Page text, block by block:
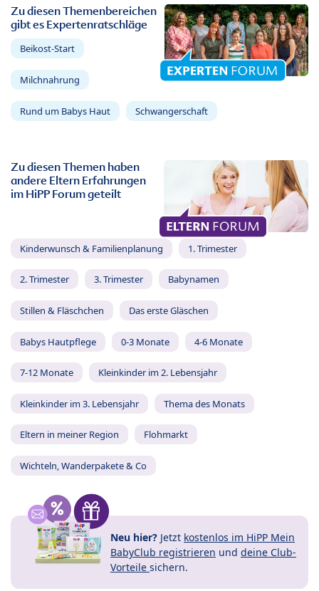
Zu diesen Themenbereichen
gibt es Expertenratschläge
Beikost-Start
Milchnahrung
Rund um Babys Haut Schwangerschaft
Zu diesen Themen haben
andere Eltern Erfahrungen
im HiPP Forum geteilt
Kinderwunsch & Familienplanung 1. Trimester
2. Trimester 3. Trimester Babynamen
Stillen & Fläschchen Das erste Gläschen
Babys Hautpflege 0-3 Monate 4-6 Monate
7-12 Monate Kleinkinder im 2. Lebensjahr
Kleinkinder im 3. Lebensjahr Thema des Monats
Eltern in meiner Region Flohmarkt
Wichteln, Wanderpakete & Co
Neu hier? Jetzt kostenlos im HiPP Mein
BabyClub registrieren und deine Club-
Vorteile sichern.